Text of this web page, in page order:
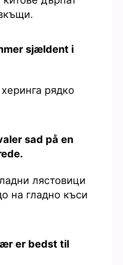
sjældent i
рядко
sad på en
лястовици
на гладно къси
er bedst til